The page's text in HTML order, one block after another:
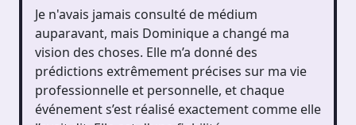
Je n'avais jamais consulté de médium
auparavant, mais Dominique a changé ma
vision des choses. Elle m’a donné des
prédictions extrêmement précises sur ma vie
professionnelle et personnelle, et chaque
événement s’est réalisé exactement comme elle